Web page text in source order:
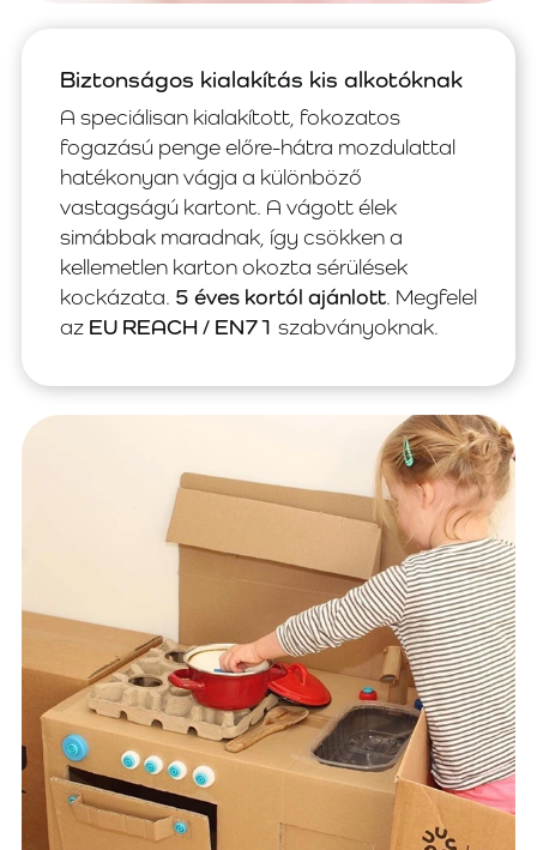
Biztonságos kialakítás kis alkotóknak
A speciálisan kialakított, fokozatos
fogazású penge előre-hátra mozdulattal
hatékonyan vágja a különböző
vastagságú kartont. A vágott élek
simábbak maradnak, így csökken a
kellemetlen karton okozta sérülések
kockázata. 5 éves kortól ajánlott. Megfelel
az EU REACH / EN71 szabványoknak.